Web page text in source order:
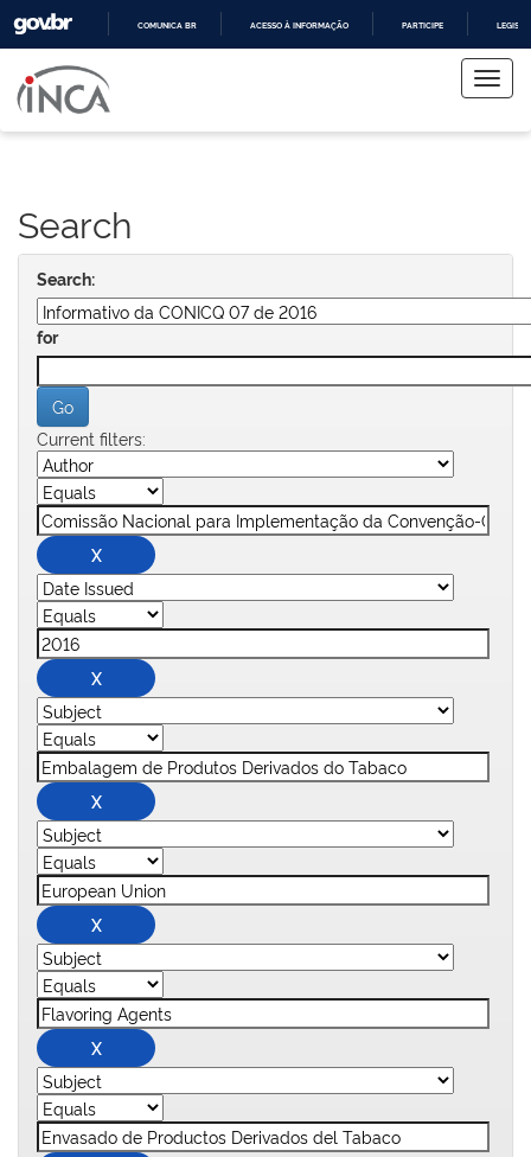
COMUNICA BR ACESSO À INFORMAÇÃO PARTICIPE
navigation
Search
Search:
for
Current filters: